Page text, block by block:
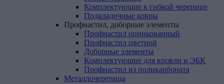
Комплектующие к гибкой черепице
Подкладочные ковры
Профнастил, доборные элементы
Профнастил оцинкованный
Профнастил цветной
Доборные элементы
Комплектующие для кровли и ЭБК
Профнастил из поликарбоната
Металлочерепица